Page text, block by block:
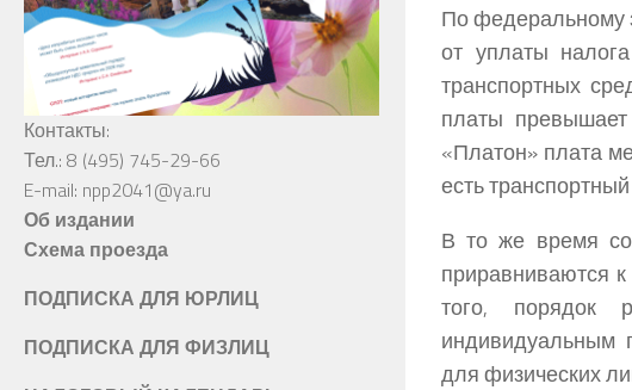
По федеральному
от уплаты
транспортных
платы
«Платон» плата
есть
В то же время
приравниваются
того, порядок
индивидуальным
для физических
Контакты:
Тел.: 8 (495) 745-29-66
E-mail: npp2041@ya.ru
Об издании
Схема проезда
ПОДПИСКА ДЛЯ ЮРЛИЦ
ПОДПИСКА ДЛЯ ФИЗЛИЦ